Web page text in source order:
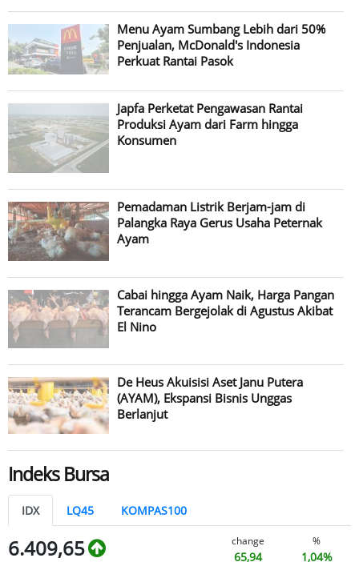
Menu Ayam Sumbang Lebih dari 50%
Penjualan, McDonald's Indonesia
Perkuat Rantai Pasok
Japfa Perketat Pengawasan Rantai
Produksi Ayam dari Farm hingga
Konsumen
Pemadaman Listrik Berjam-jam di
Palangka Raya Gerus Usaha Peternak
Ayam
Cabai hingga Ayam Naik, Harga Pangan
Terancam Bergejolak di Agustus Akibat
El Nino
De Heus Akuisisi Aset Janu Putera
(AYAM), Ekspansi Bisnis Unggas
Berlanjut
Indeks Bursa
IDX LQ45 KOMPAS100
6.409,65 change
65,94
%
1,04%